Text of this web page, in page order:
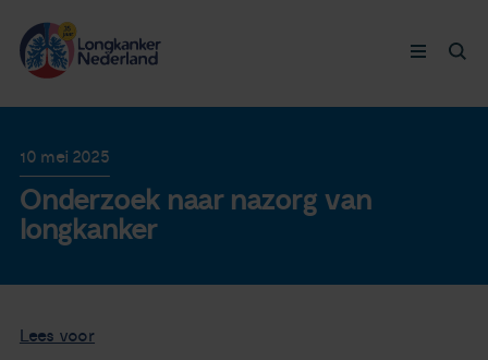
Longkanker
Leven met
Thymuskankers
10 mei 2025
Onderzoek naar nazorg van
longkanker
Lees voor